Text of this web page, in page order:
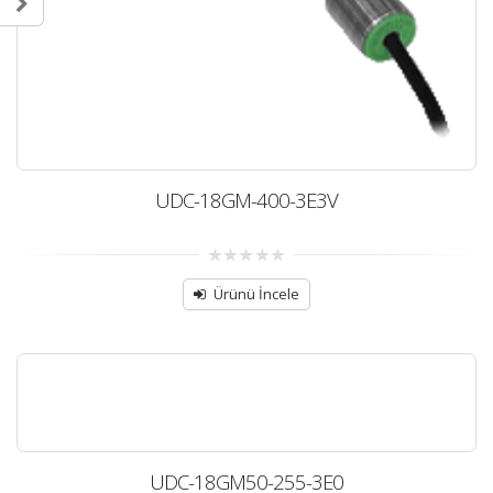
UDC-18GM-400-3E3V
0
outÜrünü İncele
UDC-18GM50-255-3E0